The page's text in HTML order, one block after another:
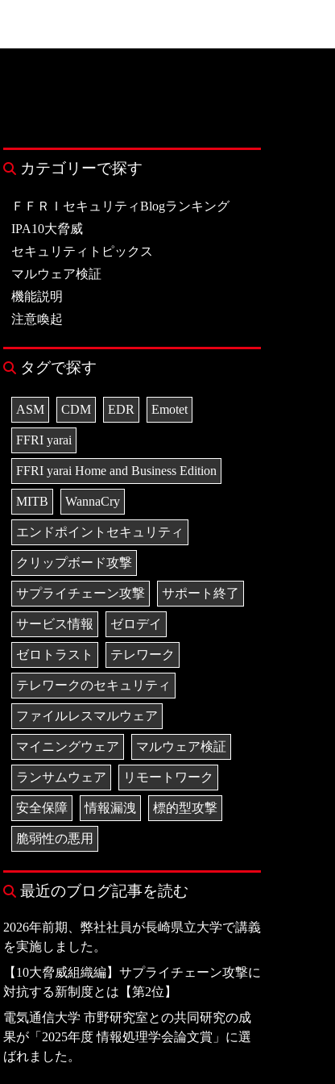
カテゴリーで探す
ＦＦＲＩセキュリティBlogランキング
IPA10大脅威
セキュリティトピックス
マルウェア検証
機能説明
注意喚起
タグで探す
ASM CDM EDR Emotet
FFRI yarai
FFRI yarai Home and Business Edition
MITB WannaCry
エンドポイントセキュリティ
クリップボード攻撃
サプライチェーン攻撃 サポート終了
サービス情報 ゼロデイ
ゼロトラスト テレワーク
テレワークのセキュリティ
ファイルレスマルウェア
マイニングウェア マルウェア検証
ランサムウェア リモートワーク
安全保障 情報漏洩 標的型攻撃
脆弱性の悪用
最近のブログ記事を読む
2026年前期、弊社社員が長崎県立大学で講義
を実施しました。
【10大脅威組織編】サプライチェーン攻撃に
対抗する新制度とは【第2位】
電気通信大学 市野研究室との共同研究の成
果が「2025年度 情報処理学会論文賞」に選
ばれました。